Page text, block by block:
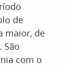
de
maior, de
São
com o